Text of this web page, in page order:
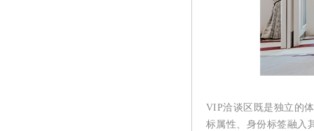
VIP洽谈区既是独立的
标属性、身份标签融入